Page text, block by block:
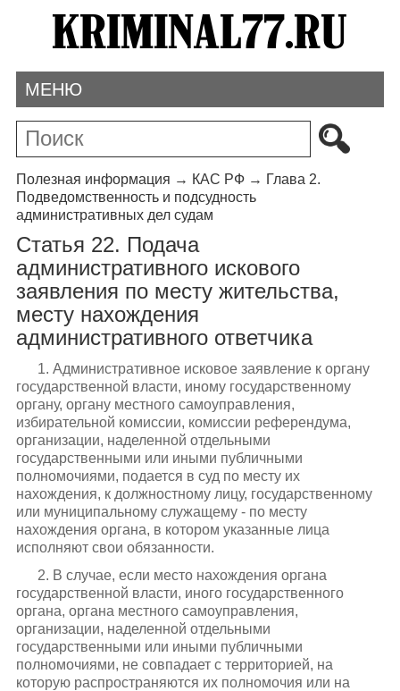
МЕНЮ
Полезная информация → КАС РФ→ Глава 2.
Подведомственность и подсудность
административных дел судам
Статья 22. Подача
административного искового
заявления по месту жительства,
месту нахождения
административного ответчика
1. Административное исковое заявление к органу
государственной власти, иному государственному
органу, органу местного самоуправления,
избирательной комиссии, комиссии референдума,
организации, наделенной отдельными
государственными или иными публичными
полномочиями, подается в суд по месту их
нахождения, к должностному лицу, государственному
или муниципальному служащему - по месту
нахождения органа, в котором указанные лица
исполняют свои обязанности.
2. В случае, если место нахождения органа
государственной власти, иного государственного
органа, органа местного самоуправления,
организации, наделенной отдельными
государственными или иными публичными
полномочиями, не совпадает с территорией, на
которую распространяются их полномочия или на